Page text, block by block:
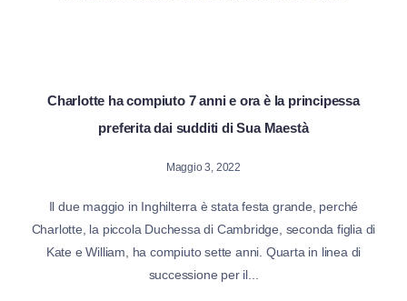
Charlotte ha compiuto 7 anni e ora è la principessa
preferita dai sudditi di Sua Maestà
Maggio 3, 2022
Il due maggio in Inghilterra è stata festa grande, perché
Charlotte, la piccola Duchessa di Cambridge, seconda figlia di
Kate e William, ha compiuto sette anni. Quarta in linea di
successione per il...